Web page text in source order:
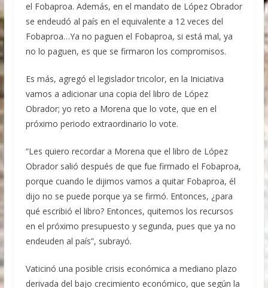
el Fobaproa. Además, en el mandato de López Obrador
se endeudó al país en el equivalente a 12 veces del
Fobaproa…Ya no paguen el Fobaproa, si está mal, ya
no lo paguen, es que se firmaron los compromisos.
Es más, agregó el legislador tricolor, en la Iniciativa
vamos a adicionar una copia del libro de López
Obrador; yo reto a Morena que lo vote, que en el
próximo periodo extraordinario lo vote.
“Les quiero recordar a Morena que el libro de López
Obrador salió después de que fue firmado el Fobaproa,
porque cuando le dijimos vamos a quitar Fobaproa, él
dijo no se puede porque ya se firmó. Entonces, ¿para
qué escribió el libro? Entonces, quitemos los recursos
en el próximo presupuesto y segunda, pues que ya no
endeuden al país”, subrayó.
Vaticinó una posible crisis económica a mediano plazo
derivada del bajo crecimiento económico, que según la